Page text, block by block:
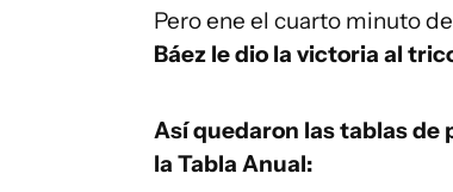
Pero ene el cuarto minuto
Báez le dio la victoria al
Así quedaron las tablas de
la Tabla Anual: